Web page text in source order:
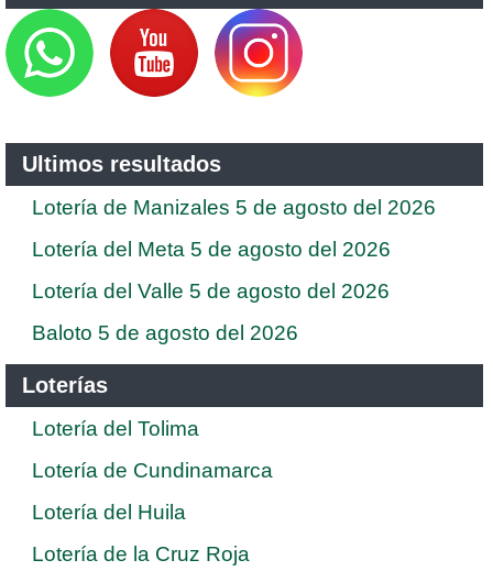
Ultimos resultados
Lotería de Manizales 5 de agosto del 2026
Lotería del Meta 5 de agosto del 2026
Lotería del Valle 5 de agosto del 2026
Baloto 5 de agosto del 2026
Loterías
Lotería del Tolima
Lotería de Cundinamarca
Lotería del Huila
Lotería de la Cruz Roja